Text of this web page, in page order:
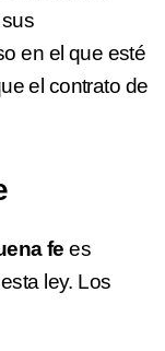
en el que esté
el contrato de
fe es
ley. Los